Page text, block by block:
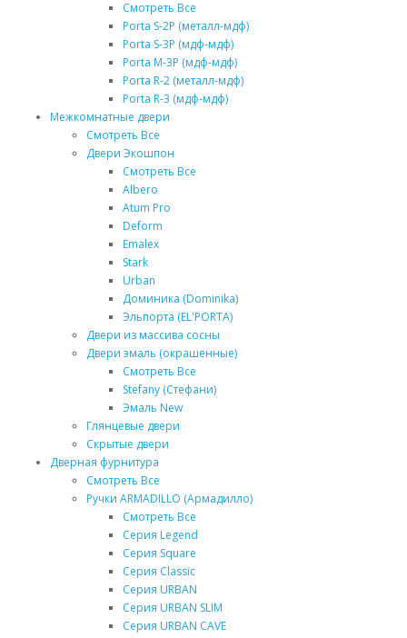
Смотреть Все
Porta S-2P (металл-мдф)
Porta S-3P (мдф-мдф)
Porta M-3P (мдф-мдф)
Porta R-2 (металл-мдф)
Porta R-3 (мдф-мдф)
Межкомнатные двери
Смотреть Все
Двери Экошпон
Смотреть Все
Albero
Atum Pro
Deform
Emalex
Stark
Urban
Доминика (Dominika)
Эльпорта (EL'PORTA)
Двери из массива сосны
Двери эмаль (окрашенные)
Смотреть Все
Stefany (Стефани)
Эмаль New
Глянцевые двери
Скрытые двери
Дверная фурнитура
Смотреть Все
Ручки ARMADILLO (Армадилло)
Смотреть Все
Серия Legend
Серия Square
Серия Classic
Серия URBAN
Серия URBAN SLIM
Серия URBAN CAVE